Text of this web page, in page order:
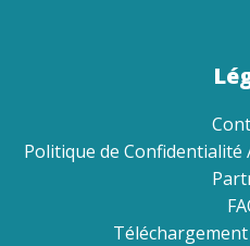
Politique de